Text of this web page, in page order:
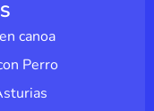
canoa
Perro